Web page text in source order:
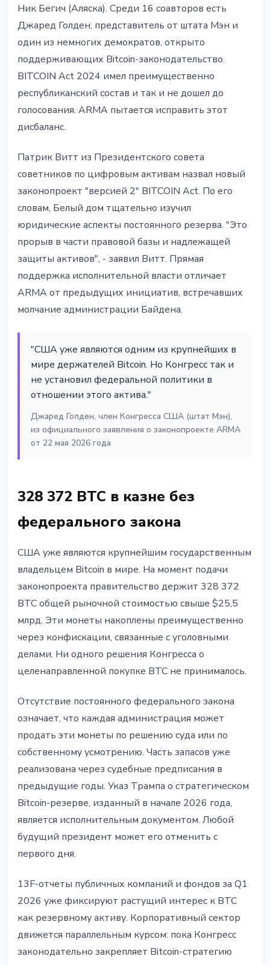
Ник Бегич (Аляска). Среди 16 соавторов есть
Джаред Голден, представитель от штата Мэн и
один из немногих демократов, открыто
поддерживающих Bitcoin-законодательство.
BITCOIN Act 2024 имел преимущественно
республиканский состав и так и не дошел до
голосования. ARMA пытается исправить этот
дисбаланс.
Патрик Витт из Президентского совета
советников по цифровым активам назвал новый
законопроект "версией 2" BITCOIN Act. По его
словам, Белый дом тщательно изучил
юридические аспекты постоянного резерва. "Это
прорыв в части правовой базы и надлежащей
защиты активов", - заявил Витт. Прямая
поддержка исполнительной власти отличает
ARMA от предыдущих инициатив, встречавших
молчание администрации Байдена.
"США уже являются одним из крупнейших в
мире держателей Bitcoin. Но Конгресс так и
не установил федеральной политики в
отношении этого актива."
Джаред Голден, член Конгресса США (штат Мэн),
из официального заявления о законопроекте ARMA
от 22 мая 2026 года
328 372 BTC в казне без
федерального закона
США уже являются крупнейшим государственным
владельцем Bitcoin в мире. На момент подачи
законопроекта правительство держит 328 372
BTC общей рыночной стоимостью свыше $25,5
млрд. Эти монеты накоплены преимущественно
через конфискации, связанные с уголовными
делами. Ни одного решения Конгресса о
целенаправленной покупке BTC не принималось.
Отсутствие постоянного федерального закона
означает, что каждая администрация может
продать эти монеты по решению суда или по
собственному усмотрению. Часть запасов уже
реализована через судебные предписания в
предыдущие годы. Указ Трампа о стратегическом
Bitcoin-резерве, изданный в начале 2026 года,
является исполнительным документом. Любой
будущий президент может его отменить с
первого дня.
13F-отчеты публичных компаний и фондов за Q1
2026 уже фиксируют растущий интерес к BTC
как резервному активу. Корпоративный сектор
движется параллельным курсом: пока Конгресс
законодательно закрепляет Bitcoin-стратегию